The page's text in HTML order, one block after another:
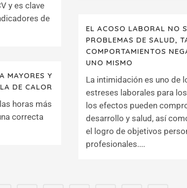
y es clave
de
EL ACOSO LABORAL NO
PROBLEMAS DE SALUD,
COMPORTAMIENTOS
UNO MISMO
La intimidación es uno de
estreses laborales para
los efectos pueden
desarrollo y salud, así
el logro de objetivos
profesionales....
MAYORES Y
DE CALOR
horas más
correcta